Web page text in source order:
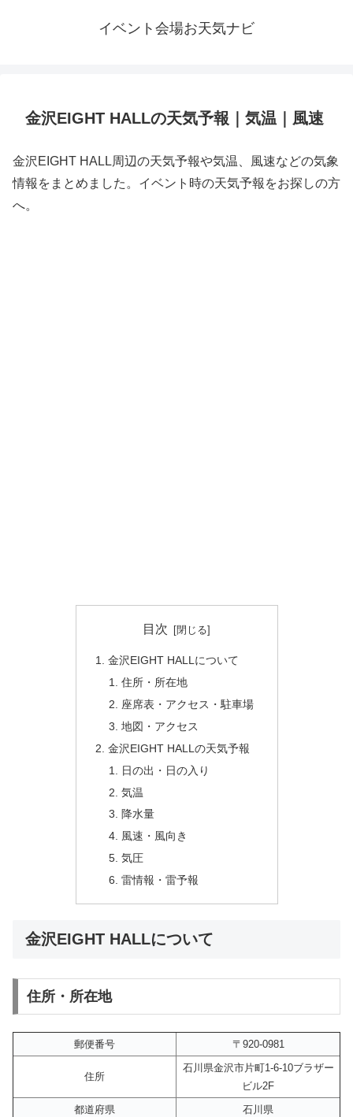
イベント会場お天気ナビ
金沢EIGHT HALLの天気予報｜気温｜風速
金沢EIGHT HALL周辺の天気予報や気温、風速などの気象
情報をまとめました。イベント時の天気予報をお探しの方
へ。
目次
金沢EIGHT HALLについて
住所・所在地
座席表・アクセス・駐車場
地図・アクセス
金沢EIGHT HALLの天気予報
日の出・日の入り
気温
降水量
風速・風向き
気圧
雷情報・雷予報
金沢EIGHT HALLについて
住所・所在地
郵便番号 〒920-0981
住所
石川県金沢市片町1-6-10ブラザー
ビル2F
都道府県
石川県